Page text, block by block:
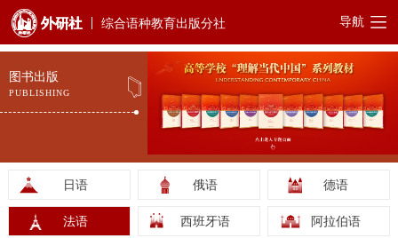
综合语种教育出版分社 导航
图书出版
PUBLISHING
日语 俄语 德语
法语 西班牙语 阿拉伯语